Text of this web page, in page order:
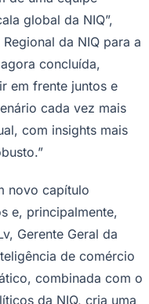
global da NIQ”,
da NIQ para a
concluída,
em frente juntos e
cada vez mais
com insights mais
novo capítulo
e, principalmente,
Gerente Geral da
de comércio
combinada com o
da NIQ, cria uma